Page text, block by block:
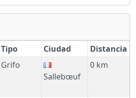
Tipo Ciudad
Distancia
Grifo
Sallebœuf
0 km